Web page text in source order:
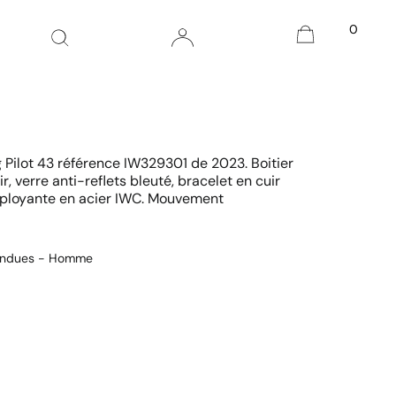
0
Pilot 43 référence IW329301 de 2023. Boitier
verre anti-reflets bleuté, bracelet en cuir
en acier IWC. Mouvement
- Homme